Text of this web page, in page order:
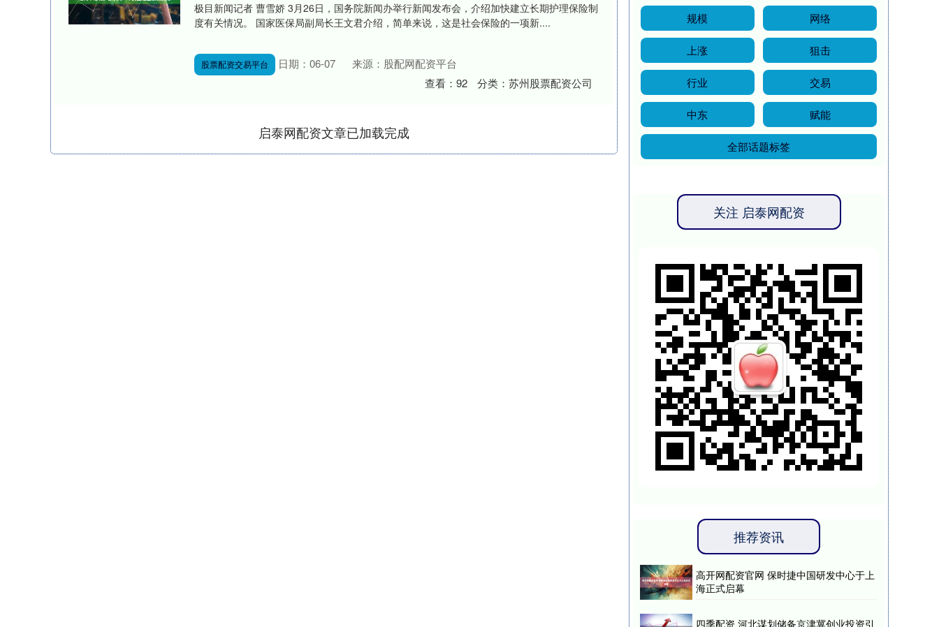
极目新闻记者 曹雪娇 3月26日，国务院新闻办举行新闻发布会，介绍加快建立长期护理保险制
度有关情况。 国家医保局副局长王文君介绍，简单来说，这是社会保险的一项新....
股票配资交易平台 日期：06-07
来源：股配网配资平台
查看： 92 分类： 苏州股票配资公司
启泰网配资文章已加载完成
规模 网络
上涨 狙击
行业 交易
中东 赋能
全部话题标签
关注 启泰网配资
推荐资讯
高开网配资官网 保时捷中国研发中心于上
海正式启幕
四季配资 河北谋划储备京津冀创业投资引